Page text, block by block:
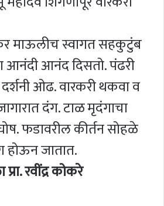
माऊलीच स्वागत सहकुटुंब
आनंदी आनंद दिसतो. पंढरी
ओढ. वारकरी थकवा व
दंग. टाळ मृदंगाचा
फडावरील कीर्तन सोहळे
होऊन जातात.
रवींद्र कोकरे